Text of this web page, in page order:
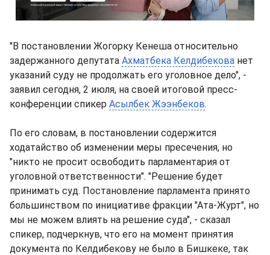
"В постановлении Жогорку Кенеша относительно
задержанного депутата Ахматбека Келдибекова нет
указаний суду не продолжать его уголовное дело", -
заявил сегодня, 2 июля, на своей итоговой пресс-
конференции спикер Асылбек Жээнбеков.
По его словам, в постановлении содержится
ходатайство об изменении меры пресечения, но
"никто не просит освободить парламентария от
уголовной ответственности". "Решение будет
принимать суд. Постановление парламента принято
большинством по инициативе фракции "Ата-Журт", но
мы не можем влиять на решение суда", - сказал
спикер, подчеркнув, что его на момент принятия
документа по Келдибекову не было в Бишкеке, так